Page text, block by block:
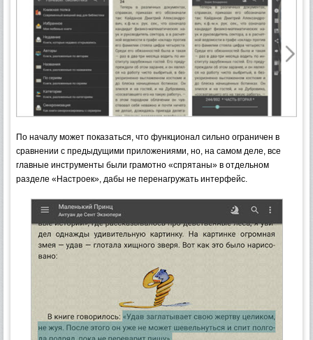
По началу может показаться, что функционал сильно ограничен в
сравнении с предыдущими приложениями, но, на самом деле, все
главные инструменты были грамотно «спрятаны» в отдельном
разделе «Настроек», дабы не перенагружать интерфейс.